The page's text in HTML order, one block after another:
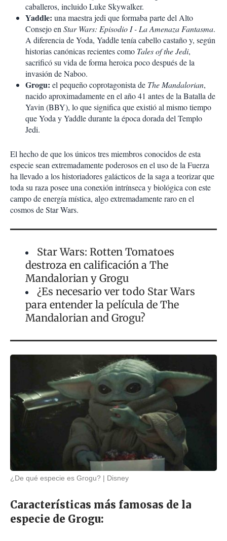
caballeros, incluido Luke Skywalker.
Yaddle: una maestra jedi que formaba parte del Alto
Consejo enStar Wars: Episodio I - La Amenaza Fantasma.
A diferencia de Yoda, Yaddle tenía cabello castaño y, según
historias canónicas recientes como Tales of the Jedi,
sacrificó su vida de forma heroica poco después de la
invasión de Naboo.
Grogu: el pequeño coprotagonista de The Mandalorian,
nacido aproximadamente en el año 41 antes de la Batalla de
Yavin (BBY), lo que significa que existió al mismo tiempo
que Yoda y Yaddle durante la época dorada del Templo
Jedi.
El hecho de que los únicos tres miembros conocidos de esta
especie sean extremadamente poderosos en el uso de la Fuerza
ha llevado a los historiadores galácticos de la saga a teorizar que
toda su raza posee una conexión intrínseca y biológica con este
campo de energía mística, algo extremadamente raro en el
cosmos de Star Wars.
Star Wars: Rotten Tomatoes
destroza en calificación a The
Mandalorian y Grogu
¿Es necesario ver todo Star Wars
para entender la película de The
Mandalorian and Grogu?
¿De qué especie es Grogu? Disney
Características más famosas de la
especie de Grogu: